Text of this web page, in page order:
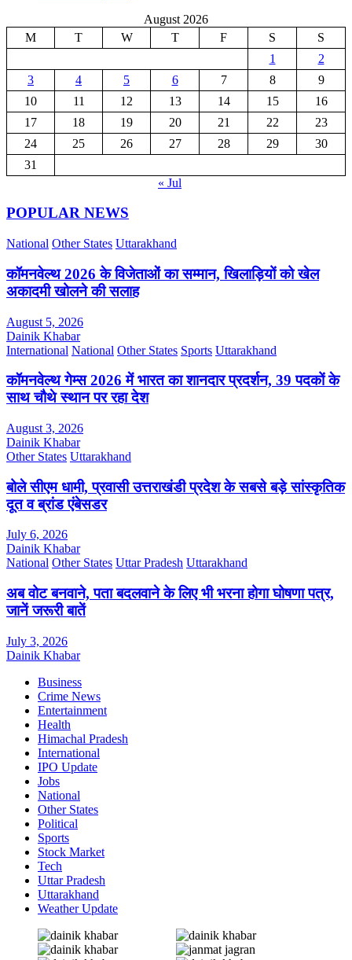
August 2026
M
T W T F S
S
1
2
3
4 5 6 7 8
9
10
11 12 13 14 15
16
17
18 19 20 21 22
23
24
25 26 27 28 29
30
31
« Jul
POPULAR NEWS
National Other States Uttarakhand
कॉमनवेल्थ 2026 के विजेताओं का सम्मान, खिलाड़ियों को खेल
अकादमी खोलने की सलाह
August 5, 2026
Dainik Khabar
International National Other States Sports Uttarakhand
कॉमनवेल्थ गेम्स 2026 में भारत का शानदार प्रदर्शन, 39 पदकों के
साथ चौथे स्थान पर रहा देश
August 3, 2026
Dainik Khabar
Other States Uttarakhand
बोले सीएम धामी, प्रवासी उत्तराखंडी प्रदेश के सबसे बड़े सांस्कृतिक
दूत व ब्रांड एंबेसडर
July 6, 2026
Dainik Khabar
National Other States Uttar Pradesh Uttarakhand
अब वोट बनवाने, पता बदलवाने के लिए भी भरना होगा घोषणा पत्र,
जानें जरूरी बातें
July 3, 2026
Dainik Khabar
Business
Crime News
Entertainment
Health
Himachal Pradesh
International
IPO Update
Jobs
National
Other States
Political
Sports
Stock Market
Tech
Uttar Pradesh
Uttarakhand
Weather Update